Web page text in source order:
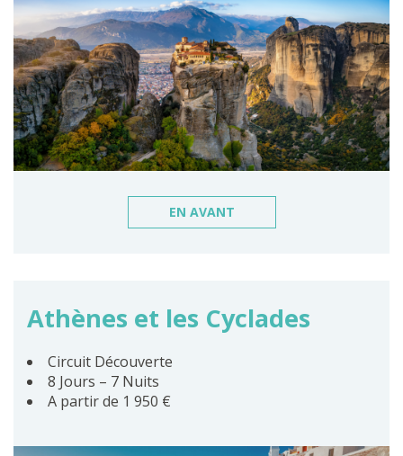
EN AVANT
Athènes et les Cyclades
Circuit Découverte
8 Jours – 7 Nuits
A partir de 1 950 €